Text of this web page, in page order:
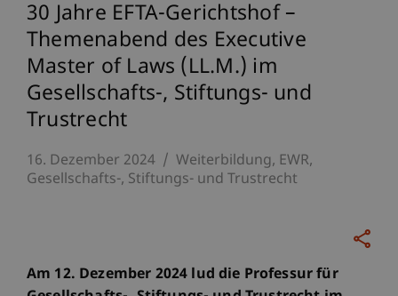
30 Jahre EFTA-Gerichtshof –
Themenabend des Executive
Master of Laws (LL.M.) im
Gesellschafts-, Stiftungs- und
Trustrecht
16. Dezember 2024 Weiterbildung EWR
Gesellschafts-, Stiftungs- und Trustrecht
Am 12. Dezember 2024 lud die Professur für